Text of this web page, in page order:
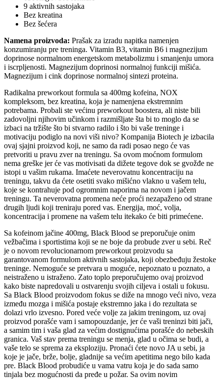
9 aktivnih sastojaka
Bez kreatina
Bez šećera
Namena proizvoda: Prašak za izradu napitka namenjen
konzumiranju pre treninga. Vitamin B3, vitamin B6 i magnezijum
doprinose normalnom energetskom metabolizmu i smanjenju umora
i iscrpljenosti. Magnezijum doprinosi normalnoj funkciji mišića.
Magnezijum i cink doprinose normalnoj sintezi proteina.
Radikalna preworkout formula sa 400mg kofeina, NOX
kompleksom, bez kreatina, koja je namenjena ekstremnim
potrebama. Probali ste većinu preworkout boostera, ali niste bili
zadovoljni njihovim učinkom i razmišljate šta bi to moglo da se
izbaci na tržište što bi stvarno radilo i što bi vaše treninge i
motivaciju podiglo na novi viši nivo? Kompanija Biotech je izbacila
ovaj sjajni proizvod koji, ne samo da radi posao nego će vas
pretvoriti u pravu zver na treningu. Sa ovom moćnom formulom
nema greške jer će vas motivisati da dižete tegove dok se gvožđe ne
istopi u vašim rukama. Imaćete neverovatnu koncentraciju na
treningu, takvu da ćete osetiti svako mišićno vlakno u vašem telu,
koje se kontrahuje pod ogromnim naporima na novom i jačem
treningu. Ta neverovatna promena neće proći nezapaženo od strane
drugih ljudi koji treniraju pored vas. Energija, moć, volja,
koncentracija i promene na vašem telu itekako će biti primećene.
Sa kofeinom jačine 400mg, Black Blood se preporučuje onim
vežbačima i sportistima koji se ne boje da probude zver u sebi. Reč
je o novom revolucionarnom preworkout proizvodu sa
garantovanom formulom aktivnih sastojaka, koji obezbeđuju žestoke
treninge. Nemoguće se pretvara u moguće, nepoznato u poznato, a
neistraženo u istraženo. Zato toplo preporučujemo ovaj proizvod
kako biste napredovali u ostvarenju svojih ciljeva i ostali u fokusu.
Sa Black Blood proizvodom fokus se diže na mnogo veći nivo, veza
između mozga i mišića postaje ekstremno jaka i do rezultata se
dolazi vrlo izvesno. Pored veće volje za jakim treningom, uz ovaj
proizvod porašće vam i samopouzdanje, jer će vaši treninzi biti jači,
a samim tim i vaša glad za većim dostignućima porašće do nebeskih
granica. Vaš stav prema treningu se menja, glad u očima se budi, a
vaše telo se sprema za eksploziju. Pronaći ćete novo JA u sebi, ja
koje je jače, brže, bolje, gladnije sa većim apetitima nego bilo kada
pre. Black Blood probudiće u vama vatru koja je do sada samo
tinjala bez mogućnosti da pređe u požar. Sa ovim novim